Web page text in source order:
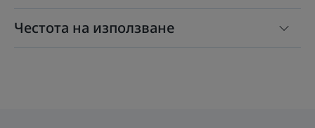
Честота на използване